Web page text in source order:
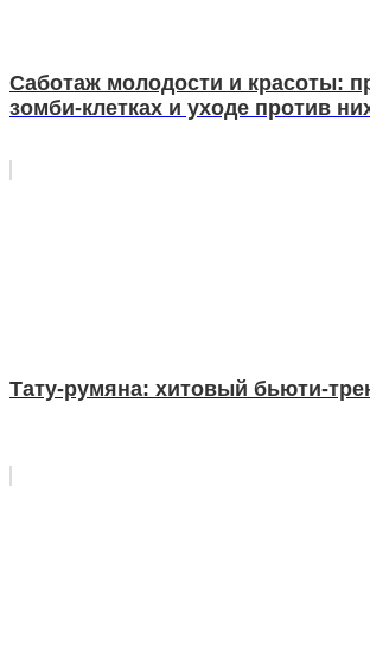
Саботаж молодости и красоты:
зомби-клетках и уходе против
Тату-румяна: хитовый бьюти-